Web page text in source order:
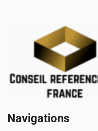
Navigations